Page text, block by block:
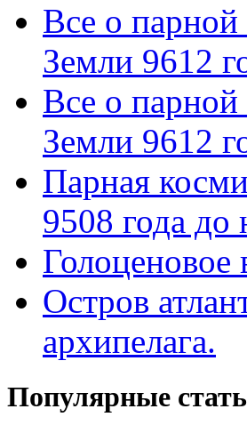
Все о парной
Земли 9612
Все о парной
Земли 9612
Парная
9508 года
Остров
архипелага.
Популярные